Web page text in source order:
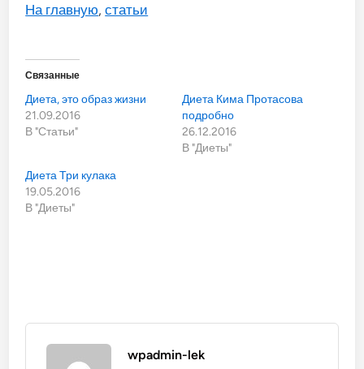
На главную,статьи
Связанные
Диета, это образ жизни
21.09.2016
В "Статьи"
Диета Кима Протасова
подробно
26.12.2016
В "Диеты"
Диета Три кулака
19.05.2016
В "Диеты"
wpadmin-lek